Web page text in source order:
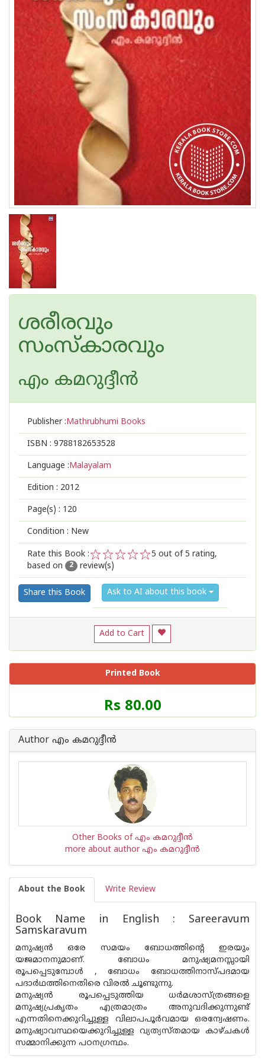
ശരീരവും
സംസ്‌കാരവും
എം കമറുദ്ദീന്‍
Publisher :Mathrubhumi Books
ISBN : 9788182653528
Language :Malayalam
Edition : 2012
Page(s) : 120
Condition : New
Rate this Book :
2
1
5 out of 5 rating,
based on
2 review(s)
Share this Book Ask to AI about this book
Add to Cart
Printed Book
Price
of
Book
Rs 80.00
Author എം കമറുദ്ദീന്‍
Other Books of എം കമറുദ്ദീന്‍
more about author എം കമറുദ്ദീന്‍
About the Book Write Review
Book Name in English : Sareeravum
Samskaravum
മനുഷ്യന്‍ ഒരേ സമയം ബോധത്തിന്റെ ഇരയും
യജമാനനുമാണ്. ബോധം മനുഷ്യമനസ്സായി
രൂപപ്പെടുമ്പോള്‍ , ബോധം ബോധത്തിനാസ്​പദമായ
പദാര്‍ഥത്തിനെതിരെ വിരല്‍ ചൂണ്ടുന്നു.
മനുഷ്യന്‍ രൂപപ്പെടുത്തിയ ധര്‍മശാസ്ത്രങ്ങളെ
മനുഷ്യപ്രകൃതം എത്രമാത്രം അനുവദിക്കുന്നുണ്ട്
എന്നതിനെക്കുറിച്ചുള്ള വിലാപപൂര്‍വമായ ഒരന്വേഷണം.
മനുഷ്യാവസ്ഥയെക്കുറിച്ചുള്ള വ്യത്യസ്തമായ കാഴ്ചകള്‍
സമ്മാനിക്കുന്ന പഠനഗ്രന്ഥം.